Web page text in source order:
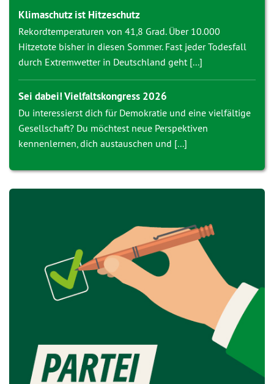
Klimaschutz ist Hitzeschutz
Rekordtemperaturen von 41,8 Grad. Über 10.000
Hitzetote bisher in diesen Sommer. Fast jeder Todesfall
durch Extremwetter in Deutschland geht [...]
Sei dabei! Vielfaltskongress 2026
Du interessierst dich für Demokratie und eine vielfältige
Gesellschaft? Du möchtest neue Perspektiven
kennenlernen, dich austauschen und [...]